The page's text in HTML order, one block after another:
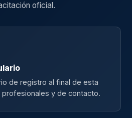
oficial.
de registro al final de esta
y de contacto.